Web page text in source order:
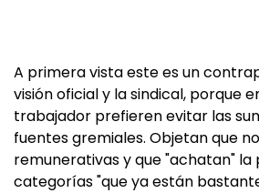
A primera vista este es un
visión oficial y la sindical, porque
trabajador prefieren evitar las
fuentes gremiales. Objetan que
remunerativas y que "achatan" la
categorías "que ya están